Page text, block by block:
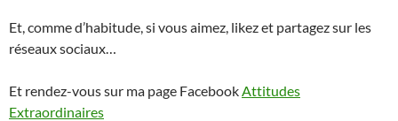
Et, comme d’habitude, si vous aimez, likez et partagez sur les
réseaux sociaux…
Et rendez-vous sur ma page Facebook Attitudes
Extraordinaires